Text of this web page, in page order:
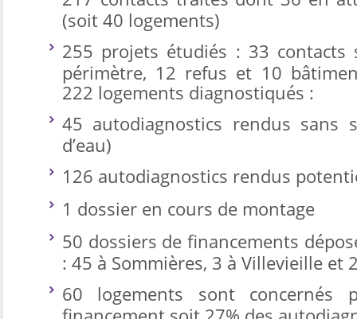
(soit 40 logements)
255 projets étudiés : 33 contacts
périmètre, 12 refus et 10
222 logements diagnostiqués :
45 autodiagnostics rendus sans
d’eau)
126 autodiagnostics rendus
1 dossier en cours de montage
50 dossiers de financements
: 45 à Sommières, 3 à Villevieille et
60 logements sont concernés